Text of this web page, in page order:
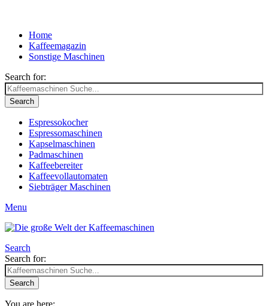
Home
Kaffeemagazin
Sonstige Maschinen
Search for:
Search
Espressokocher
Espressomaschinen
Kapselmaschinen
Padmaschinen
Kaffeebereiter
Kaffeevollautomaten
Siebträger Maschinen
Menu
Search
Search for:
Search
You are here: